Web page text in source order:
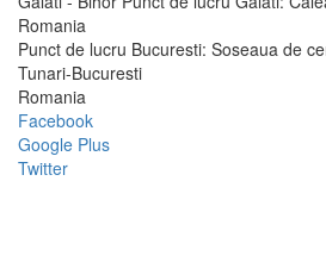
Romania
Punct de lucru Bucuresti: Soseaua de
Tunari-Bucuresti
Romania
Facebook
Google Plus
Twitter